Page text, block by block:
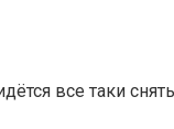
все таки